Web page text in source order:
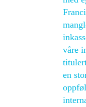
våre
en